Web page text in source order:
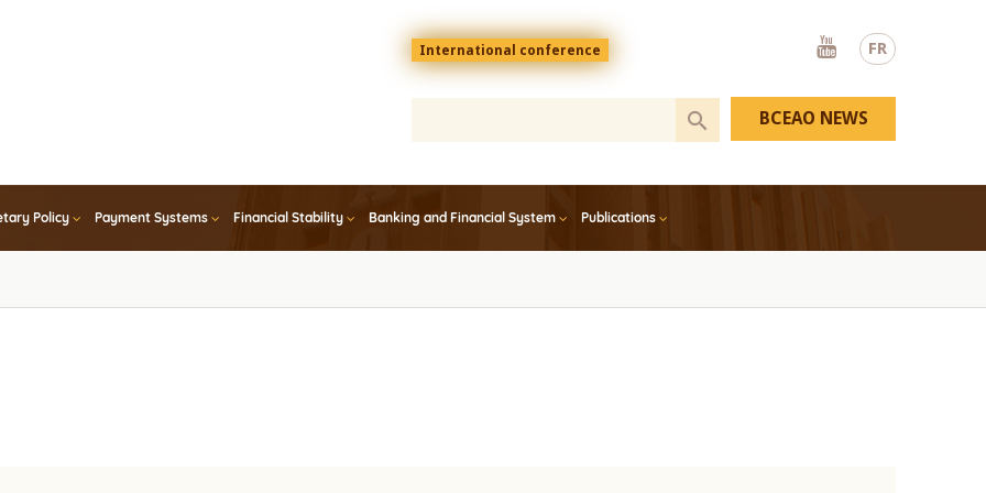
FR
Menu
top
En
International conference
Youtube
Policy Payment Systems Financial Stability Banking and Financial System Publications
BCEAO NEWS